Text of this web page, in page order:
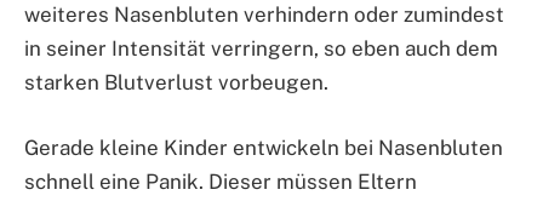
weiteres Nasenbluten verhindern oder zumindest
in seiner Intensität verringern, so eben auch dem
starken Blutverlust vorbeugen.
Gerade kleine Kinder entwickeln bei Nasenbluten
schnell eine Panik. Dieser müssen Eltern